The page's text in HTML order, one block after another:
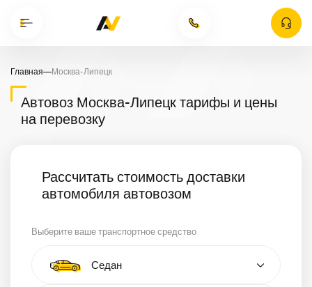
Главная—Москва-Липецк
Автовоз Москва-Липецк тарифы и цены
на перевозку
Рассчитать стоимость доставки
автомобиля автовозом
Выберите ваше транспортное средство
Тип автомобиля
Седан
Кроссовер